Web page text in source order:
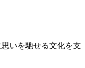
いを馳せる文化を支